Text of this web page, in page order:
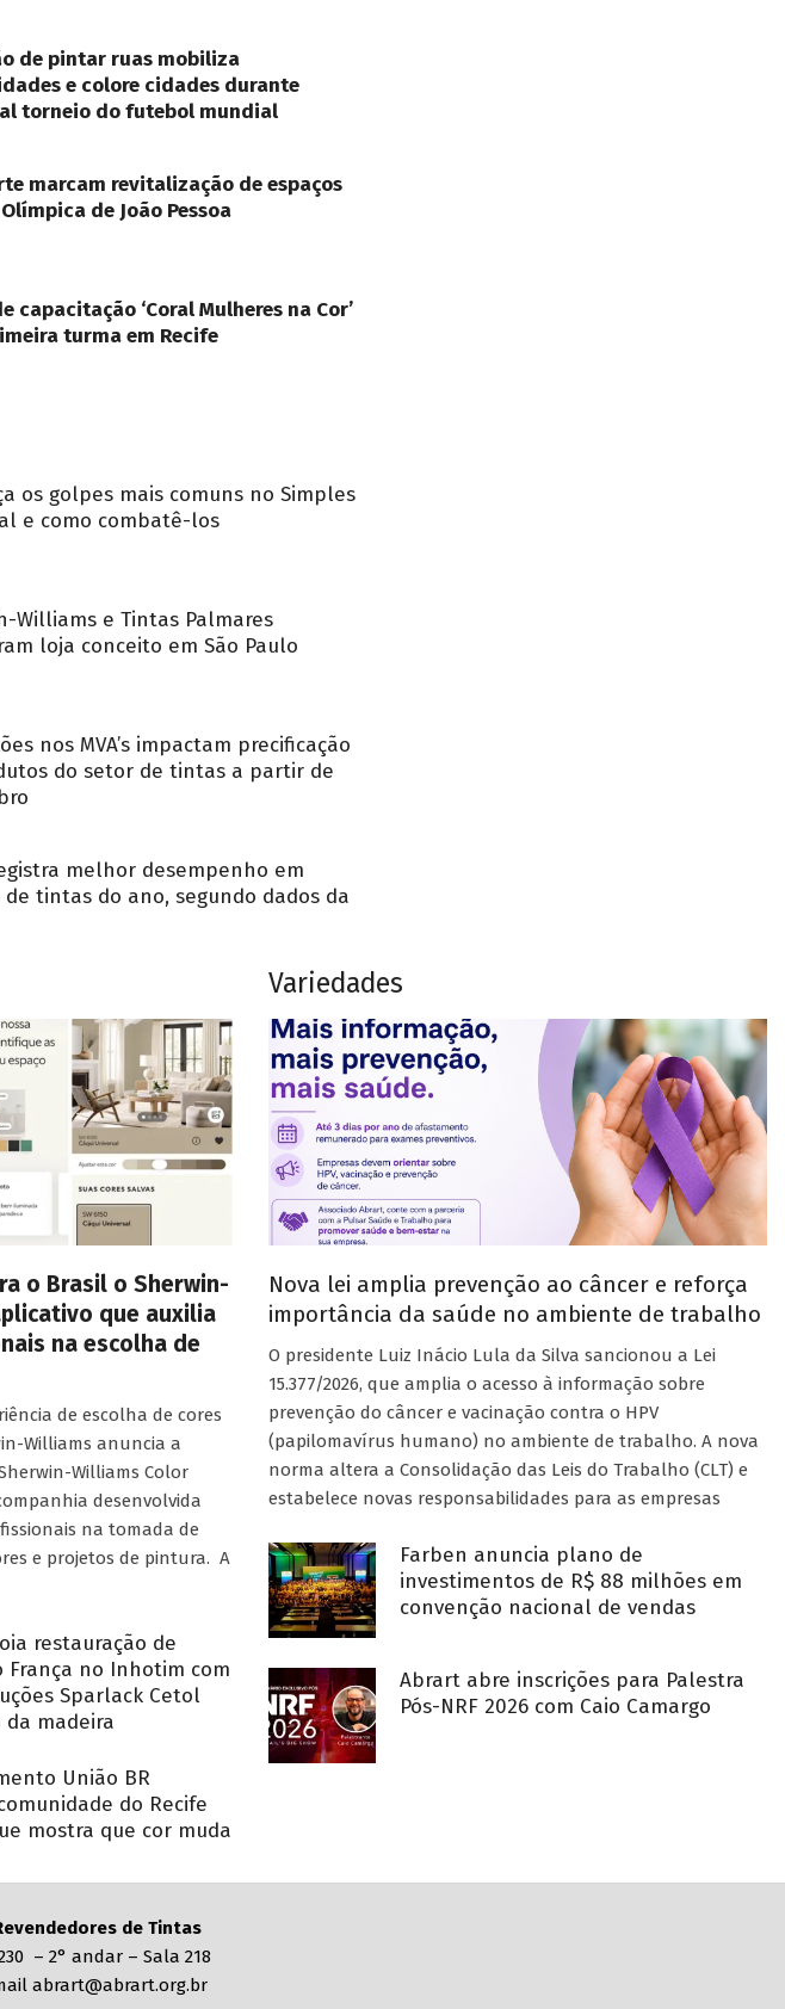
de pintar ruas mobiliza
e colore cidades durante
torneio do futebol mundial
marcam revitalização de espaços
de João Pessoa
capacitação ‘Coral Mulheres na Cor’
turma em Recife
os golpes mais comuns no Simples
e como combatê-los
Williams e Tintas Palmares
loja conceito em São Paulo
nos MVA’s impactam precificação
do setor de tintas a partir de
melhor desempenho em
de tintas do ano, segundo dados da
o Brasil o Sherwin-
que auxilia
na escolha de
de escolha de cores
Williams anuncia a
Williams Color
desenvolvida
na tomada de
e projetos de pintura. A
restauração de
França no Inhotim com
Sparlack Cetol
madeira
União BR
do Recife
mostra que cor muda
Variedades
Nova lei amplia prevenção ao câncer e reforça
importância da saúde no ambiente de trabalho
O presidente Luiz Inácio Lula da Silva sancionou a Lei
15.377/2026, que amplia o acesso à informação sobre
prevenção do câncer e vacinação contra o HPV
(papilomavírus humano) no ambiente de trabalho. A nova
norma altera a Consolidação das Leis do Trabalho (CLT) e
estabelece novas responsabilidades para as empresas
Farben anuncia plano de
investimentos de R$ 88 milhões em
convenção nacional de vendas
Abrart abre inscrições para Palestra
Pós-NRF 2026 com Caio Camargo
de Tintas
– 2° andar – Sala 218
abrart@abrart.org.br